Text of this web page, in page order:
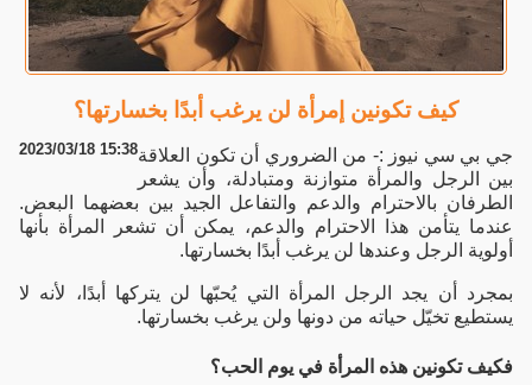
كيف تكونين إمرأة لن يرغب أبدًا بخسارتها؟
2023/03/18 15:38جي بي سي نيوز :- من الضروري أن تكون العلاقة
بين الرجل والمرأة متوازنة ومتبادلة، وأن يشعر
الطرفان بالاحترام والدعم والتفاعل الجيد بين بعضهما البعض.
عندما يتأمن هذا الاحترام والدعم، يمكن أن تشعر المرأة بأنها
أولوية الرجل وعندها لن يرغب أبدًا بخسارتها.
بمجرد أن يجد الرجل المرأة التي يُحبّها لن يتركها أبدًا، لأنه لا
يستطيع تخيّل حياته من دونها ولن يرغب بخسارتها.
فكيف تكونين هذه المرأة في يوم الحب؟